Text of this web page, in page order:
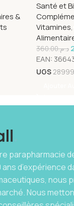
&
Santé et
Vitamines,
د.م.360.00
EAN:
UGS 28999
parapharmacie
ans d’expérience
nous
Nous